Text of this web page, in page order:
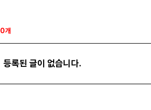
0개
등록된 글이 없습니다.